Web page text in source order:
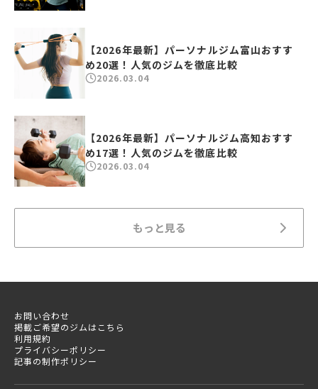
【2026年最新】パーソナルジム富山おすす
め20選！人気のジムを徹底比較
2026.03.04
【2026年最新】パーソナルジム高知おすす
め17選！人気のジムを徹底比較
2026.03.04
もっと見る
お問い合わせ
掲載ご希望のジムはこちら
利用規約
プライバシーポリシー
記事の制作ポリシー